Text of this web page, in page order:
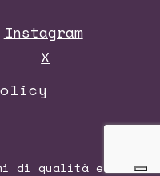
Instagram
X
di qualità e di